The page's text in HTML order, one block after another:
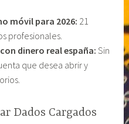
móvil para 2026: 21
profesionales.
dinero real españa: Sin
que desea abrir y
Dados Cargados